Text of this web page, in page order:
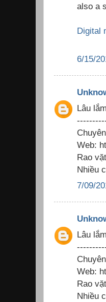
also a
Digital
6/15/
Lâu
Web:
Rao
Nhiều
7/09/
Lâu
Web:
Rao
Nhiều